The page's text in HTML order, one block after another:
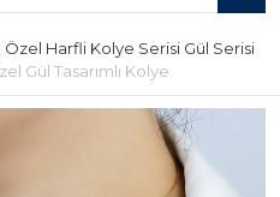
Özel Harfli Kolye Serisi Gül Serisi
Gül Tasarımlı Kolye